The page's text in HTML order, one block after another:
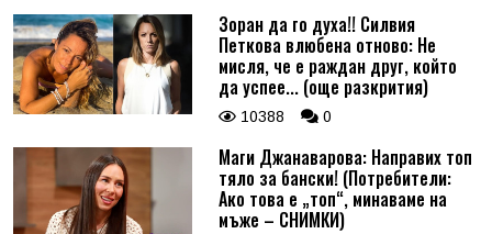
Зоран да го духа!! Силвия
Петкова влюбена отново: Не
мисля, че е раждан друг, който
да успее... (още разкрития)
10388 0
Маги Джанаварова: Направих топ
тяло за бански! (Потребители:
Ако това е „топ“, минаваме на
мъже – СНИМКИ)